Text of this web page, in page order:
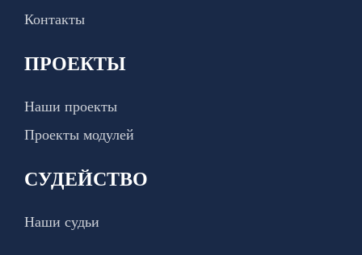
Контакты
ПРОЕКТЫ
Наши проекты
Проекты модулей
СУДЕЙСТВО
Наши судьи